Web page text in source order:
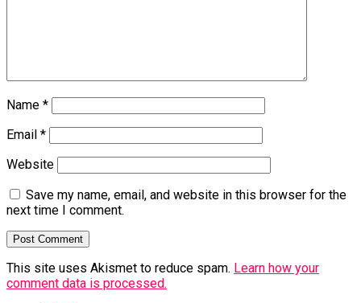
Name *
Email *
Website
Save my name, email, and website in this browser for the
next time I comment.
This site uses Akismet to reduce spam. Learn how your
comment data is processed.